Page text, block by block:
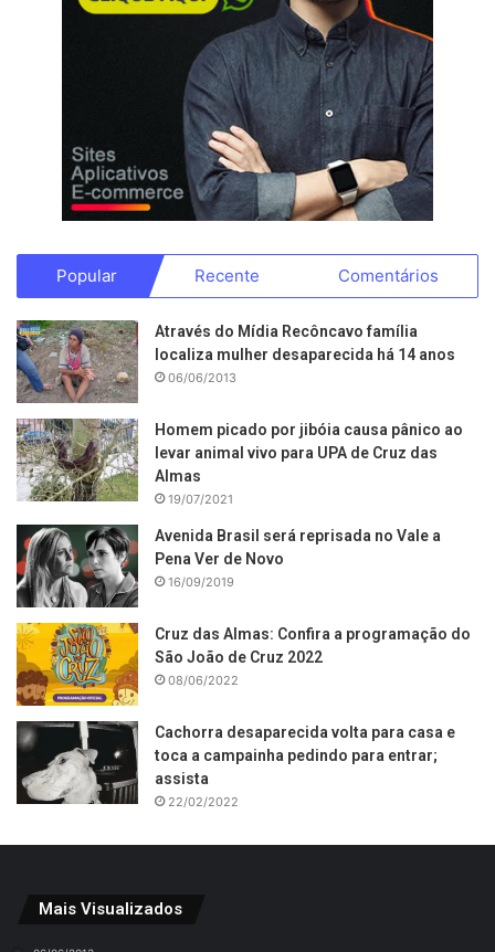
Popular Recente Comentários
Através do Mídia Recôncavo família
localiza mulher desaparecida há 14 anos
06/06/2013
Homem picado por jibóia causa pânico ao
levar animal vivo para UPA de Cruz das
Almas
19/07/2021
Avenida Brasil será reprisada no Vale a
Pena Ver de Novo
16/09/2019
Cruz das Almas: Confira a programação do
São João de Cruz 2022
08/06/2022
Cachorra desaparecida volta para casa e
toca a campainha pedindo para entrar;
assista
22/02/2022
Mais Visualizados